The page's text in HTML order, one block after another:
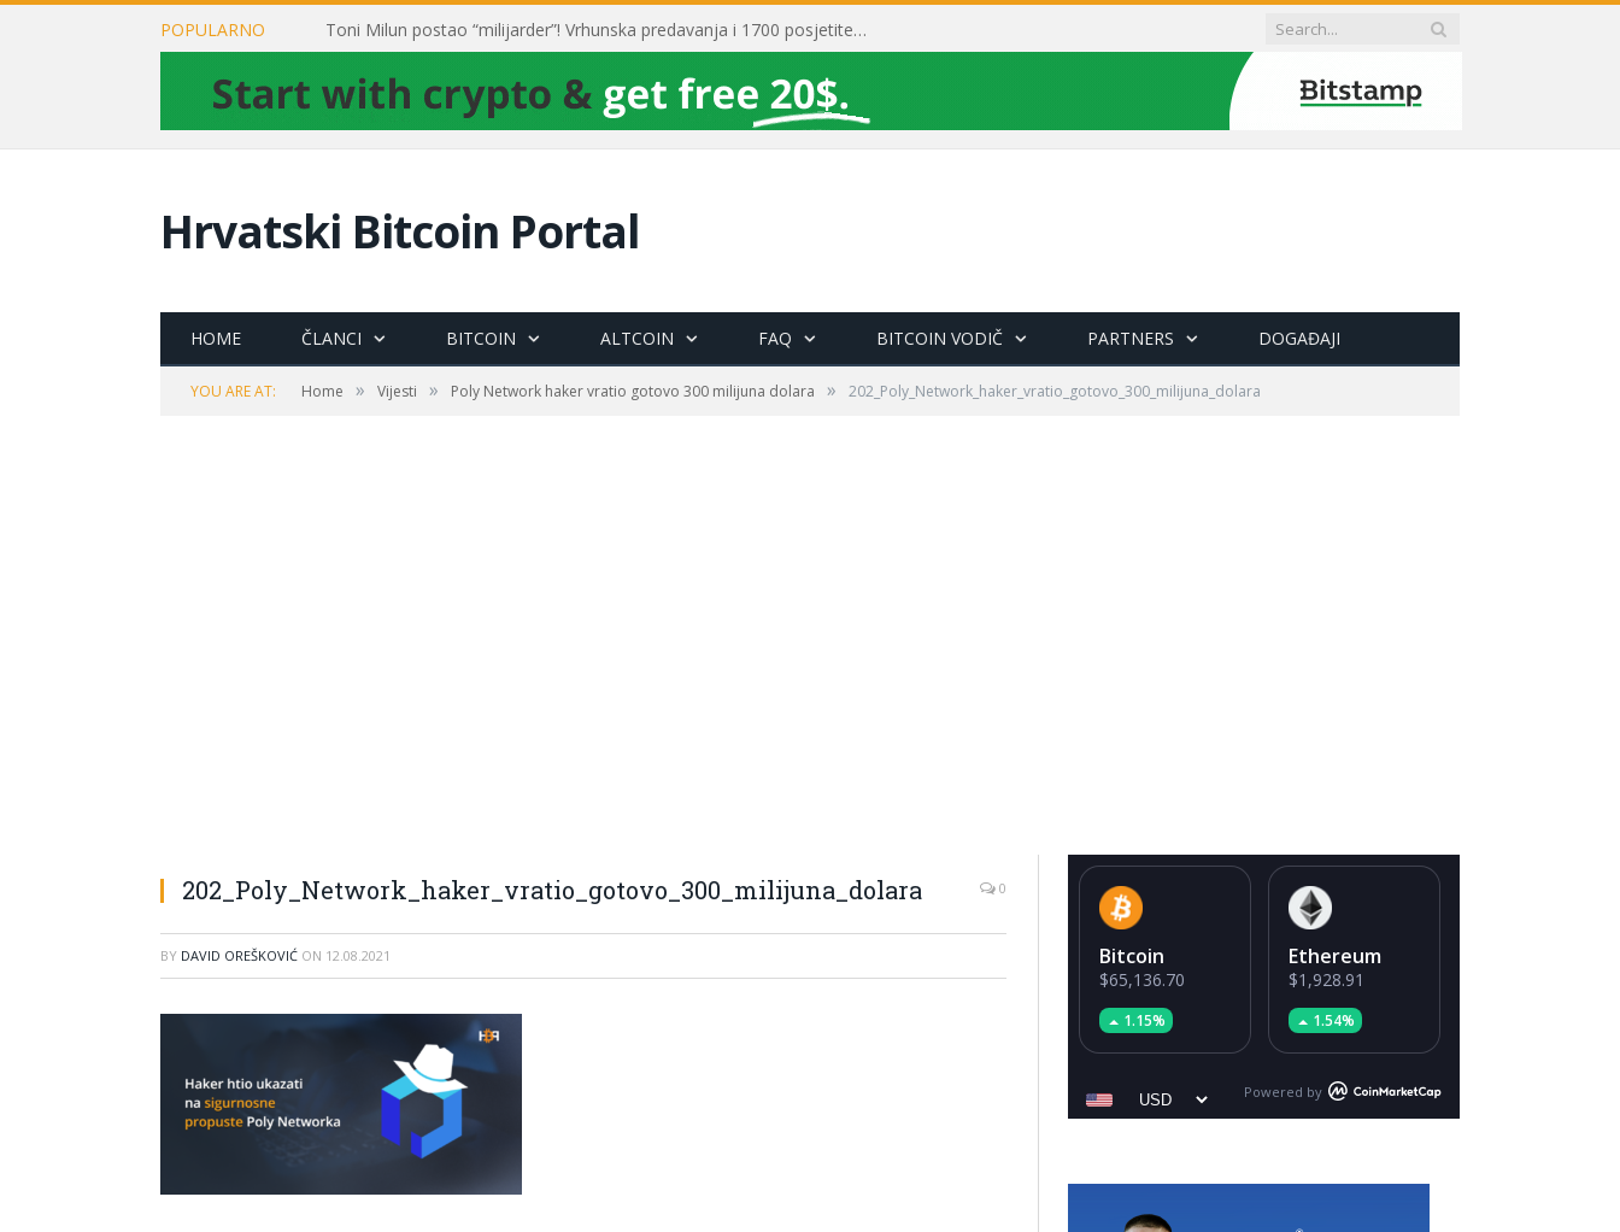
POPULARNO Toni Milun postao “milijarder”! Vrhunska predavanja i 1700 posjetitelja obilježili su mjesec financijske pismenosti
Hrvatski Bitcoin Portal
HOME ČLANCI BITCOIN ALTCOIN FAQ BITCOIN VODIČ PARTNERS DOGAĐAJI
YOU ARE AT: Home » Vijesti » Poly Network haker vratio gotovo 300 milijuna dolara » 202_Poly_Network_haker_vratio_gotovo_300_milijuna_dolara
202_Poly_Network_haker_vratio_gotovo_300_milijuna_dolara 0
BY DAVID OREŠKOVIĆ ON 12.08.2021 Bitcoin
$65,136.70
1.15%
Ethereum
$1,928.91
1.54%
Powered by